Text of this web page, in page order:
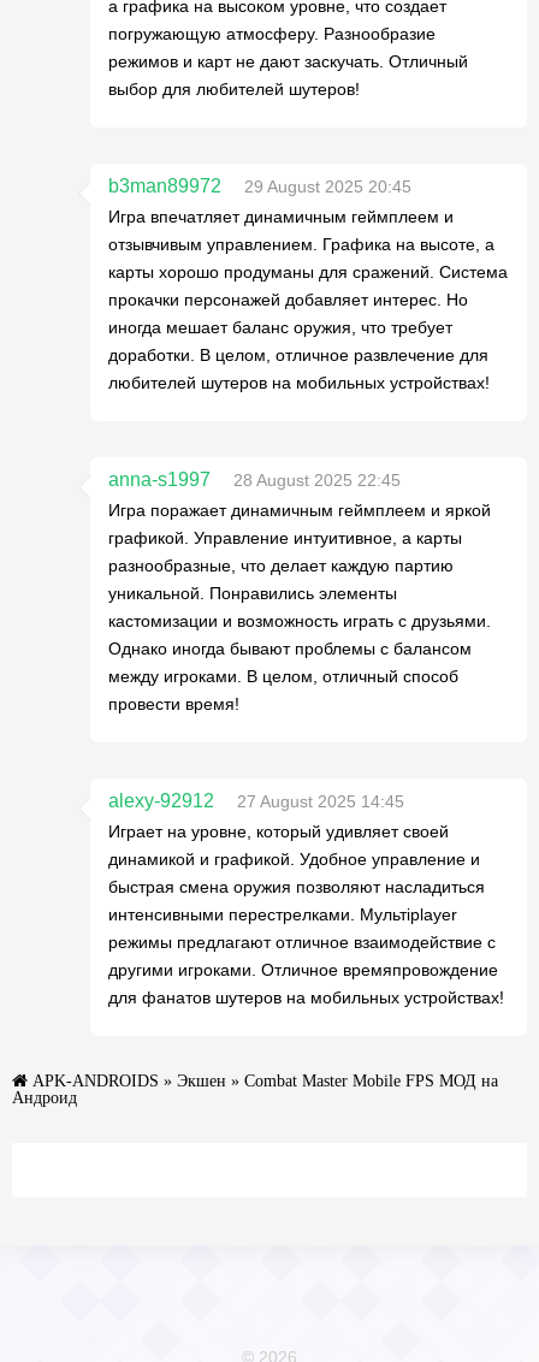
а графика на высоком уровне, что создает
погружающую атмосферу. Разнообразие
режимов и карт не дают заскучать. Отличный
выбор для любителей шутеров!
b3man89972
29 August 2025 20:45
Игра впечатляет динамичным геймплеем и
отзывчивым управлением. Графика на высоте, а
карты хорошо продуманы для сражений. Система
прокачки персонажей добавляет интерес. Но
иногда мешает баланс оружия, что требует
доработки. В целом, отличное развлечение для
любителей шутеров на мобильных устройствах!
anna-s1997
28 August 2025 22:45
Игра поражает динамичным геймплеем и яркой
графикой. Управление интуитивное, а карты
разнообразные, что делает каждую партию
уникальной. Понравились элементы
кастомизации и возможность играть с друзьями.
Однако иногда бывают проблемы с балансом
между игроками. В целом, отличный способ
провести время!
alexy-92912
27 August 2025 14:45
Играет на уровне, который удивляет своей
динамикой и графикой. Удобное управление и
быстрая смена оружия позволяют насладиться
интенсивными перестрелками. Мультiplayer
режимы предлагают отличное взаимодействие с
другими игроками. Отличное времяпровождение
для фанатов шутеров на мобильных устройствах!
APK-ANDROIDS » Экшен » Combat Master Mobile FPS МОД на
Андроид
© 2026